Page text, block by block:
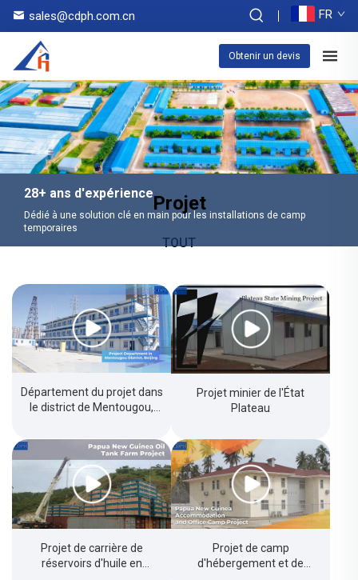
sales@cdph.com.cn FR
Obtenir un devis
28+ ans d'expérience
Dédié à une solution clé en main pour les installations de camp
temporaires
Projet
TOUT
Département du projet dans
le district de Mentougou,
Projet minier de l'État
Plateau
Projet de carrière de
réservoirs d'huile en
Projet de camp
d'hébergement et de